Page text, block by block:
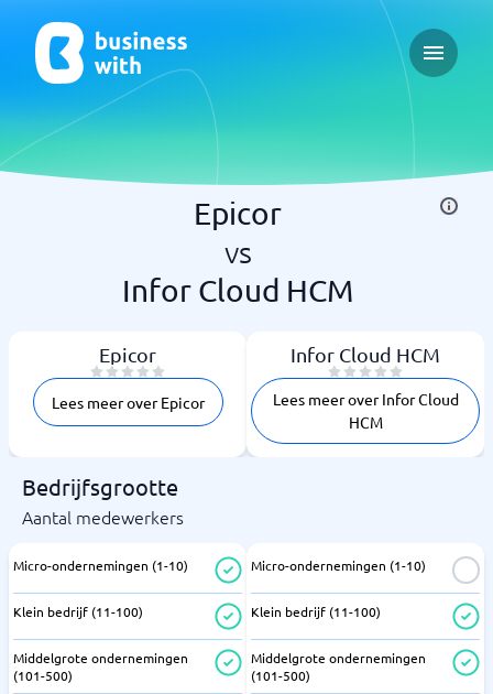
Open
Epicor
vs
Infor Cloud HCM
Epicor
Lees meer over Epicor
Infor Cloud HCM
Lees meer over Infor Cloud
HCM
Bedrijfsgrootte
Aantal medewerkers
Micro-ondernemingen (1-10)
Klein bedrijf (11-100)
Middelgrote ondernemingen
(101-500)
Micro-ondernemingen (1-10)
Klein bedrijf (11-100)
Middelgrote ondernemingen
(101-500)